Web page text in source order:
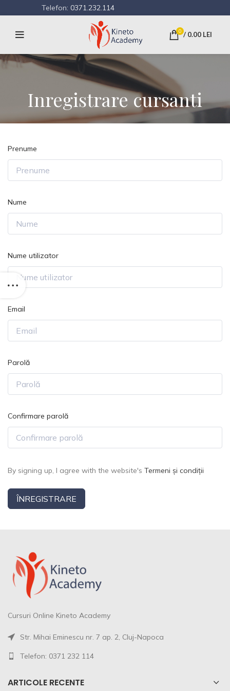
Telefon: 0371.232.114
0 / 0.00 LEI
Inregistrare cursanti
Prenume
Nume
Nume utilizator
Email
Parolă
Confirmare parolă
By signing up, I agree with the website's Termeni și condiții
ÎNREGISTRARE
Cursuri Online Kineto Academy
Str. Mihai Eminescu nr. 7 ap. 2, Cluj-Napoca
Telefon: 0371 232 114
ARTICOLE RECENTE